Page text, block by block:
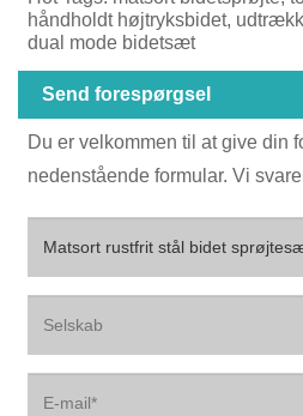
håndholdt højtryksbidet,
dual mode bidetsæt
Send forespørgsel
Du er velkommen til at give din
nedenstående formular. Vi